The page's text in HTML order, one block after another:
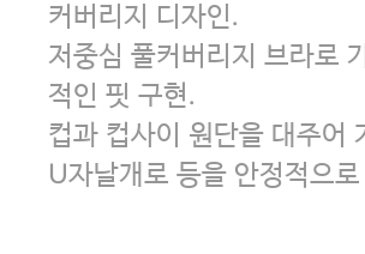
커버리지 디자인.
저중심 풀커버리지 브라로
적인 핏 구현.
컵과 컵사이 원단을 대주어
U자날개로 등을 안정적으